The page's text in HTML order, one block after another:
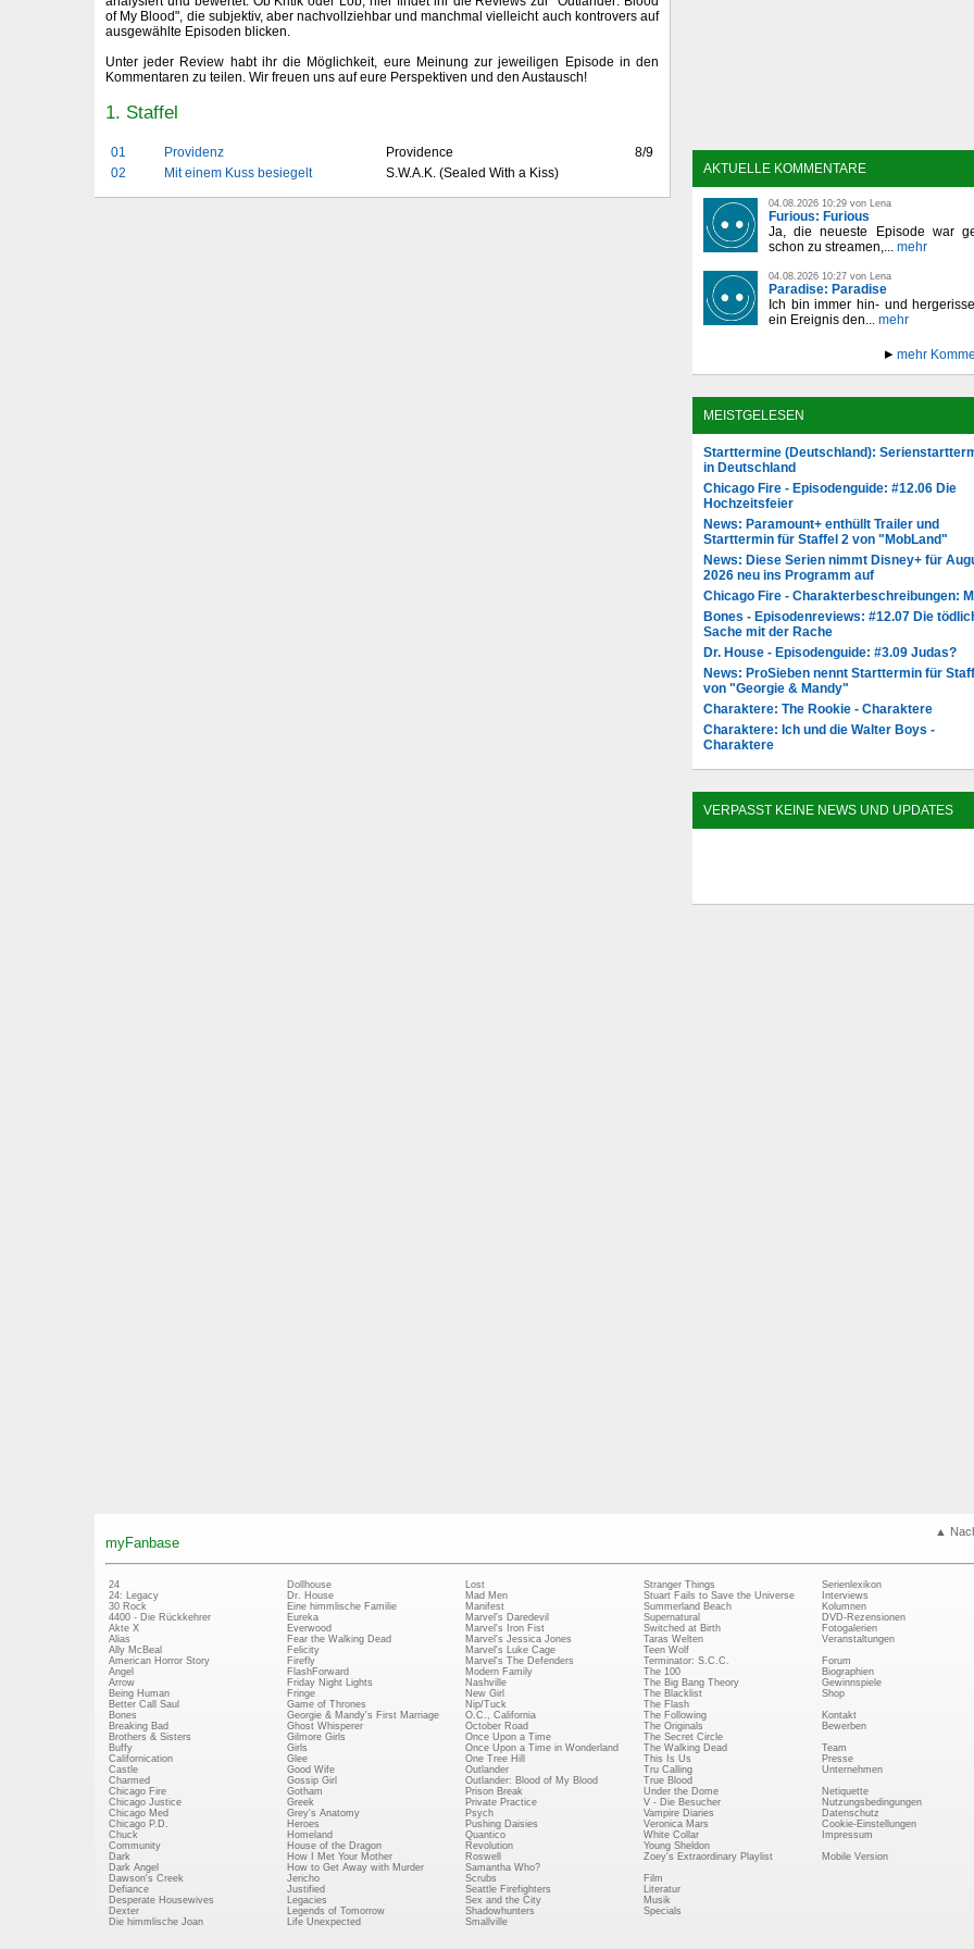
of My Blood", die subjektiv, aber nachvollziehbar und manchmal vielleicht auch kontrovers auf
ausgewählte Episoden blicken.
Unter jeder Review habt ihr die Möglichkeit, eure Meinung zur jeweiligen Episode in den
Kommentaren zu teilen. Wir freuen uns auf eure Perspektiven und den Austausch!
1. Staffel
01 Providenz Providence
8/9
02
Mit einem Kuss besiegelt S.W.A.K. (Sealed With a Kiss) AKTUELLE KOMMENTARE
04.08.2026 10:29 von Lena
Furious: Furious
Ja, die neueste Episode war
schon zu streamen,... mehr
04.08.2026 10:27 von Lena
Paradise: Paradise
Ich bin immer hin- und
ein Ereignis den... mehr
mehr
MEISTGELESEN
Starttermine (Deutschland):
in Deutschland
Chicago Fire - Episodenguide: #12.06 Die
Hochzeitsfeier
News: Paramount+ enthüllt Trailer und
Starttermin für Staffel 2 von "MobLand"
News: Diese Serien nimmt Disney+ für
2026 neu ins Programm auf
Chicago Fire - Charakterbeschreibungen:
Bones - Episodenreviews: #12.07 Die
Sache mit der Rache
Dr. House - Episodenguide: #3.09 Judas?
News: ProSieben nennt Starttermin für
von "Georgie & Mandy"
Charaktere: The Rookie - Charaktere
Charaktere: Ich und die Walter Boys -
Charaktere
VERPASST KEINE NEWS UND UPDATES
▲
myFanbase
24
24: Legacy
30 Rock
4400 - Die Rückkehrer
Akte X
Alias
Ally McBeal
American Horror Story
Angel
Arrow
Being Human
Better Call Saul
Bones
Breaking Bad
Brothers & Sisters
Buffy
Californication
Castle
Charmed
Chicago Fire
Chicago Justice
Chicago Med
Chicago P.D.
Chuck
Community
Dark
Dark Angel
Dawson's Creek
Defiance
Desperate Housewives
Dexter
Die himmlische Joan
Dollhouse
Dr. House
Eine himmlische Familie
Eureka
Everwood
Fear the Walking Dead
Felicity
Firefly
FlashForward
Friday Night Lights
Fringe
Game of Thrones
Georgie & Mandy's First Marriage
Ghost Whisperer
Gilmore Girls
Girls
Glee
Good Wife
Gossip Girl
Gotham
Greek
Grey's Anatomy
Heroes
Homeland
House of the Dragon
How I Met Your Mother
How to Get Away with Murder
Jericho
Justified
Legacies
Legends of Tomorrow
Life Unexpected
Lost
Mad Men
Manifest
Marvel's Daredevil
Marvel's Iron Fist
Marvel's Jessica Jones
Marvel's Luke Cage
Marvel's The Defenders
Modern Family
Nashville
New Girl
Nip/Tuck
O.C., California
October Road
Once Upon a Time
Once Upon a Time in Wonderland
One Tree Hill
Outlander
Outlander: Blood of My Blood
Prison Break
Private Practice
Psych
Pushing Daisies
Quantico
Revolution
Roswell
Samantha Who?
Scrubs
Seattle Firefighters
Sex and the City
Shadowhunters
Smallville
Stranger Things
Stuart Fails to Save the Universe
Summerland Beach
Supernatural
Switched at Birth
Taras Welten
Teen Wolf
Terminator: S.C.C.
The 100
The Big Bang Theory
The Blacklist
The Flash
The Following
The Originals
The Secret Circle
The Walking Dead
This Is Us
Tru Calling
True Blood
Under the Dome
V - Die Besucher
Vampire Diaries
Veronica Mars
White Collar
Young Sheldon
Zoey's Extraordinary Playlist
Film
Literatur
Musik
Specials
Serienlexikon
Interviews
Kolumnen
DVD-Rezensionen
Fotogalerien
Veranstaltungen
Forum
Biographien
Gewinnspiele
Shop
Kontakt
Bewerben
Team
Presse
Unternehmen
Netiquette
Nutzungsbedingungen
Datenschutz
Cookie-Einstellungen
Impressum
Mobile Version